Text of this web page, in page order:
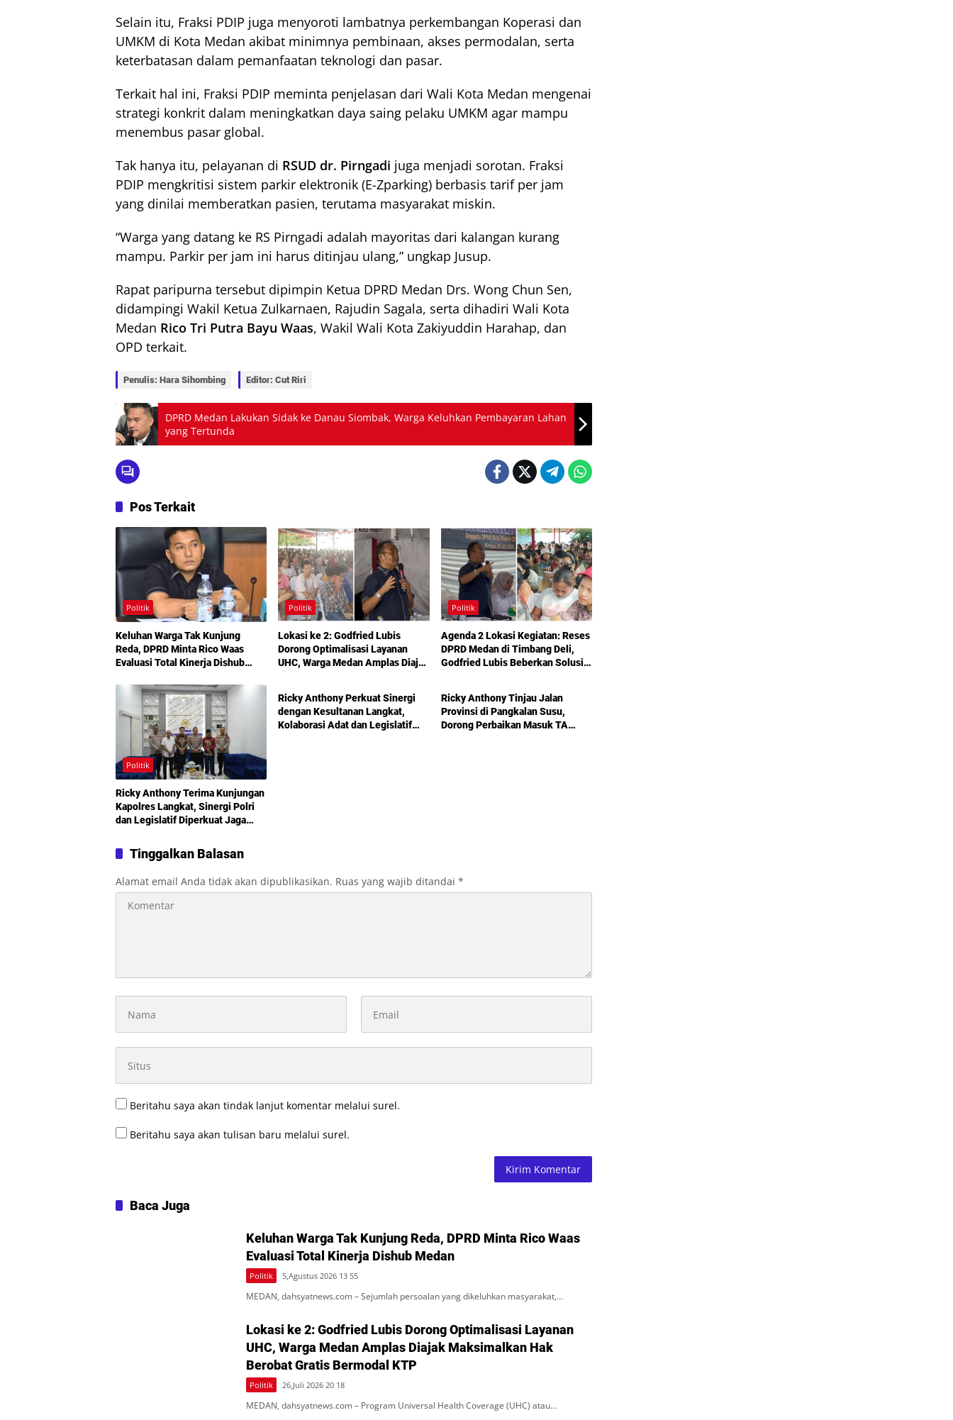
Selain itu, Fraksi PDIP juga menyoroti lambatnya perkembangan Koperasi dan
UMKM di Kota Medan akibat minimnya pembinaan, akses permodalan, serta
keterbatasan dalam pemanfaatan teknologi dan pasar.
Terkait hal ini, Fraksi PDIP meminta penjelasan dari Wali Kota Medan mengenai
strategi konkrit dalam meningkatkan daya saing pelaku UMKM agar mampu
menembus pasar global.
Tak hanya itu, pelayanan di RSUD dr. Pirngadi juga menjadi sorotan. Fraksi
PDIP mengkritisi sistem parkir elektronik (E-Zparking) berbasis tarif per jam
yang dinilai memberatkan pasien, terutama masyarakat miskin.
“Warga yang datang ke RS Pirngadi adalah mayoritas dari kalangan kurang
mampu. Parkir per jam ini harus ditinjau ulang,” ungkap Jusup.
Rapat paripurna tersebut dipimpin Ketua DPRD Medan Drs. Wong Chun Sen,
didampingi Wakil Ketua Zulkarnaen, Rajudin Sagala, serta dihadiri Wali Kota
Medan Rico Tri Putra Bayu Waas, Wakil Wali Kota Zakiyuddin Harahap, dan
OPD terkait.
Penulis: Hara Sihombing Editor: Cut Riri
DPRD Medan Lakukan Sidak ke Danau Siombak, Warga Keluhkan Pembayaran Lahan
yang Tertunda
Pos Terkait
Politik
Keluhan Warga Tak Kunjung
Reda, DPRD Minta Rico Waas
Evaluasi Total Kinerja Dishub
Politik
Lokasi ke 2: Godfried Lubis
Dorong Optimalisasi Layanan
UHC, Warga Medan Amplas Diajak
Politik
Agenda 2 Lokasi Kegiatan: Reses
DPRD Medan di Timbang Deli,
Godfried Lubis Beberkan Solusi
Politik
Ricky Anthony Terima Kunjungan
Kapolres Langkat, Sinergi Polri
dan Legislatif Diperkuat Jaga
Politik
Ricky Anthony Perkuat Sinergi
dengan Kesultanan Langkat,
Kolaborasi Adat dan Legislatif
Ricky Anthony Tinjau Jalan
Provinsi di Pangkalan Susu,
Dorong Perbaikan Masuk TA
Tinggalkan Balasan
Alamat email Anda tidak akan dipublikasikan. Ruas yang wajib ditandai *
Beritahu saya akan tindak lanjut komentar melalui surel.
Beritahu saya akan tulisan baru melalui surel.
Baca Juga
Keluhan Warga Tak Kunjung Reda, DPRD Minta Rico Waas
Evaluasi Total Kinerja Dishub Medan
Politik 5,Agustus 2026 13 55
MEDAN, dahsyatnews.com – Sejumlah persoalan yang dikeluhkan masyarakat,…
Lokasi ke 2: Godfried Lubis Dorong Optimalisasi Layanan
UHC, Warga Medan Amplas Diajak Maksimalkan Hak
Berobat Gratis Bermodal KTP
Politik 26,Juli 2026 20 18
MEDAN, dahsyatnews.com – Program Universal Health Coverage (UHC) atau…